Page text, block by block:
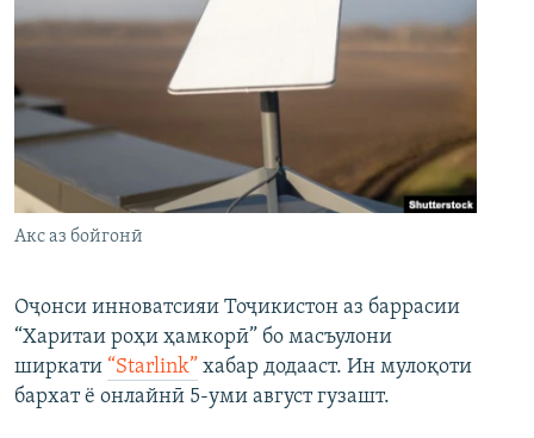
Акс аз бойгонӣ
Оҷонси инноватсияи Тоҷикистон аз баррасии
“Харитаи роҳи ҳамкорӣ” бо масъулони
ширкати “Starlink” хабар додааст. Ин мулоқоти
бархат ё онлайнӣ 5-уми август гузашт.